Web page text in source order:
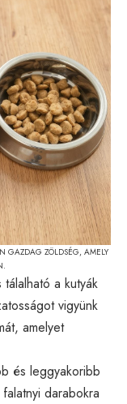
GAZDAG ZÖLDSÉG, AMELY
a kutyák
vigyünk
amelyet
és leggyakoribb
darabokra